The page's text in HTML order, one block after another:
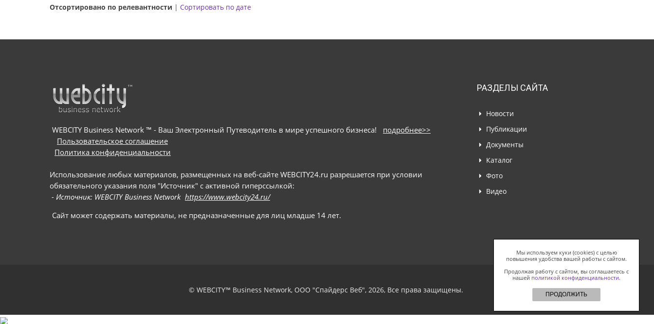
Отсортировано по релевантности | Сортировать по дате
WEBCITY Business Network ™ - Ваш Электронный Путеводитель в мире успешного бизнеса!
подробнее>>
Пользовательское соглашение
Политика конфиденциальности
Использование любых материалов, размещенных на веб-сайте WEBCITY24.ru разрешается при условии
обязательного указания поля "Источник" с активной гиперссылкой:
- Источник: WEBCITY Business Network https://www.webcity24.ru/
Сайт может содержать материалы, не предназначенные для лиц младше 14 лет.
РАЗДЕЛЫ САЙТА
Новости
Публикации
Документы
Каталог
Фото
Видео
© WEBCITY™ Business Network, ООО "Спайдерс Веб", 2026, Все права защищены.
Мы используем куки (cookies) с целью
повышения удобства вашей работы с сайтом.
Продолжая работу с сайтом, вы соглашаетесь с
нашей политикой конфиденциальности.
ПРОДОЛЖИТЬ